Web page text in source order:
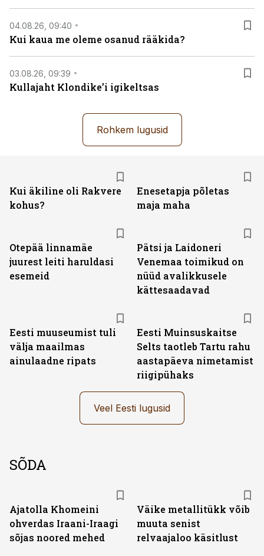
04.08.26, 09:40
Kui kaua me oleme osanud rääkida?
03.08.26, 09:39
Kullajaht Klondike’i igikeltsas
Rohkem lugusid
Kui äkiline oli Rakvere
kohus?
Enesetapja põletas
maja maha
Otepää linnamäe
juurest leiti haruldasi
esemeid
Pätsi ja Laidoneri
Venemaa toimikud on
nüüd avalikkusele
kättesaadavad
Eesti muuseumist tuli
välja maailmas
ainulaadne ripats
Eesti Muinsuskaitse
Selts taotleb Tartu rahu
aastapäeva nimetamist
riigipühaks
Veel Eesti lugusid
SÕDA
Ajatolla Khomeini
ohverdas Iraani-Iraagi
sõjas noored mehed
Väike metallitükk võib
muuta senist
relvaajaloo käsitlust